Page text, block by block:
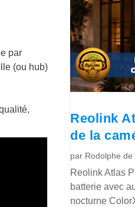
par
(ou hub)
Reolink
de la
par Rodolphe de
Reolink Atlas
batterie avec
nocturne